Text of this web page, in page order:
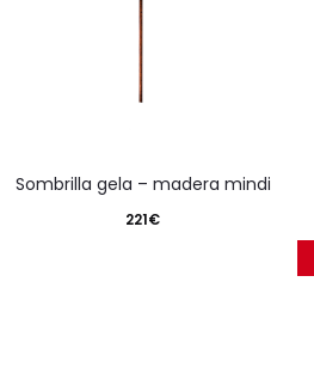
sombrilla gela – madera mindi
221€